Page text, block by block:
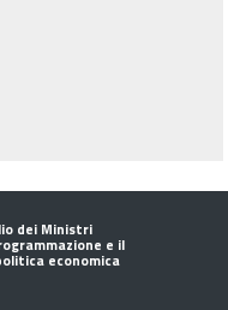
dei Ministri
e il
economica